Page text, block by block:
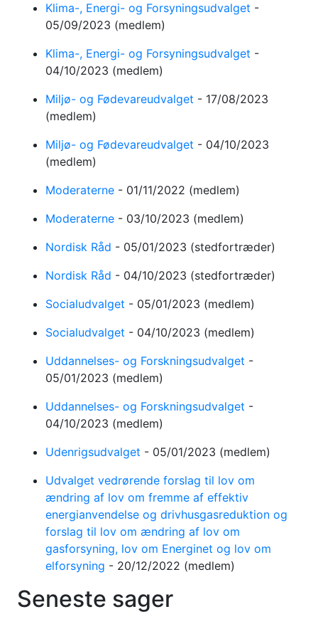
Klima-, Energi- og Forsyningsudvalget -
05/09/2023 (medlem)
Klima-, Energi- og Forsyningsudvalget -
04/10/2023 (medlem)
Miljø- og Fødevareudvalget - 17/08/2023
(medlem)
Miljø- og Fødevareudvalget - 04/10/2023
(medlem)
Moderaterne - 01/11/2022 (medlem)
Moderaterne - 03/10/2023 (medlem)
Nordisk Råd - 05/01/2023 (stedfortræder)
Nordisk Råd - 04/10/2023 (stedfortræder)
Socialudvalget - 05/01/2023 (medlem)
Socialudvalget - 04/10/2023 (medlem)
Uddannelses- og Forskningsudvalget -
05/01/2023 (medlem)
Uddannelses- og Forskningsudvalget -
04/10/2023 (medlem)
Udenrigsudvalget - 05/01/2023 (medlem)
Udvalget vedrørende forslag til lov om
ændring af lov om fremme af effektiv
energianvendelse og drivhusgasreduktion og
forslag til lov om ændring af lov om
gasforsyning, lov om Energinet og lov om
elforsyning - 20/12/2022 (medlem)
Seneste sager